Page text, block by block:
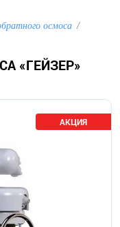
осмоса
«ГЕЙЗЕР»